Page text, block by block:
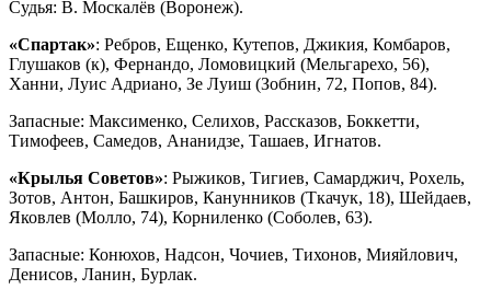
Судья: В. Москалёв (Воронеж).
«Спартак»: Ребров, Ещенко, Кутепов, Джикия, Комбаров,
Глушаков (к), Фернандо, Ломовицкий (Мельгарехо, 56),
Ханни, Луис Адриано, Зе Луиш (Зобнин, 72, Попов, 84).
Запасные: Максименко, Селихов, Рассказов, Боккетти,
Тимофеев, Самедов, Ананидзе, Ташаев, Игнатов.
«Крылья Советов»: Рыжиков, Тигиев, Самарджич, Рохель,
Зотов, Антон, Башкиров, Канунников (Ткачук, 18), Шейдаев,
Яковлев (Молло, 74), Корниленко (Соболев, 63).
Запасные: Конюхов, Надсон, Чочиев, Тихонов, Мияйлович,
Денисов, Ланин, Бурлак.